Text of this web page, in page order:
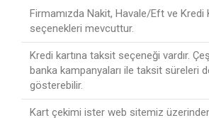
Firmamızda Nakit, Havale/Eft ve Kredi
seçenekleri mevcuttur.
Kredi kartına taksit seçeneği vardır.
banka kampanyaları ile taksit süreleri
gösterebilir.
Kart çekimi ister web sitemiz